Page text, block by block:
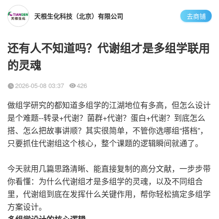
天根生化科技（北京）有限公司 去商铺
还有人不知道吗？代谢组才是多组学联用
的灵魂
2026-05-08 03:37 426
做组学研究的都知道多组学的江湖地位有多高，但怎么设计
是个难题--转录+代谢？菌群+代谢？蛋白+代谢？到底怎么
搭、怎么把故事讲顺？其实很简单，不管你选哪组“搭档”，
只要抓住代谢组这个核心，整个课题的逻辑瞬间就通了。
今天就用几篇思路清晰、能直接复制的高分文献，一步步带
你看懂：为什么代谢组才是多组学的灵魂，以及不同组合
里，代谢组到底在发挥什么关键作用，帮你轻松搞定多组学
方案设计。